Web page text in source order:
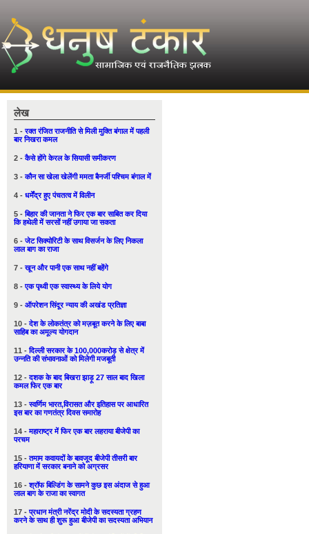
लेख
1 -रक्त रंजित राजनीति से मिली मुक्ति बंगाल में पहली
बार निखरा कमल
2 -कैसे होंगे केरल के सियासी समीकरण
3 -कौन सा खेला खेलेंगी ममता बैनर्जी पश्चिम बंगाल में
4 - धर्मेंद्र हुए पंचतत्व में विलीन
5 -बिहार की जानता ने फिर एक बार साबित कर दिया
कि हथेली में सरसों नहीं उगाया जा सकता
6 -जेट सिक्योरिटी के साथ विसर्जन के लिए निकला
लाल बाग का राजा
7 -खून और पानी एक साथ नहीं बहेंगे
8 -एक पृथ्वी एक स्वास्थ्य के लिये योग
9 - ऑपरेशन सिंदूर न्याय की अखंड प्रतिज्ञा
10 -देश के लोकतंत्र को मज़बूत करने के लिए बाबा
साहिब का अमूल्य योगदान
11 -दिल्ली सरकार के 100,000करोड़ से क्षेत्र में
उन्नति की संभावनाओं को मिलेगी मजबूती
12 -दशक के बाद बिखरा झाड़ू 27 साल बाद खिला
कमल फिर एक बार
13 -स्वर्णिम भारत,विरासत और इतिहास पर आधारित
इस बार का गणतंत्र दिवस समारोह
14 -महाराष्ट्र में फिर एक बार लहराया बीजेपी का
परचम
15 -तमाम कवायदों के बावजूद बीजेपी तीसरी बार
हरियाणा में सरकार बनाने को अग्रसर
16 -श्रॉफ बिल्डिंग के सामने कुछ इस अंदाज से हुआ
लाल बाग के राजा का स्वागत
17 -प्रधान मंत्री नरेंद्र मोदी के सदस्यता ग्रहण
करने के साथ ही शुरू हुआ बीजेपी का सदस्यता अभियान